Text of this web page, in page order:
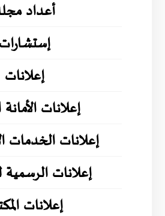
أعداد
إستشارات
إعلانات
إعلانات
إعلانات الخدمات
إعلانات الرسمية
إعلانات